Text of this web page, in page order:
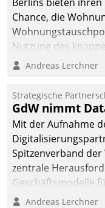
Chance, die
Nutzung des
Anwendungsfall für
Unternehmen.
Andreas Lerchner
Strategische
GdW nimmt
Mit der Aufnahme
Spitzenverband
zentrale
Geschäftsmodelle
entwickeln.
Andreas Lerchner